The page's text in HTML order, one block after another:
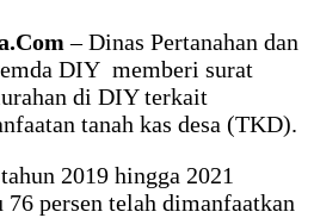
– Dinas Pertanahan dan
DIY memberi surat
di DIY terkait
tanah kas desa (TKD).
2019 hingga 2021
persen telah dimanfaatkan